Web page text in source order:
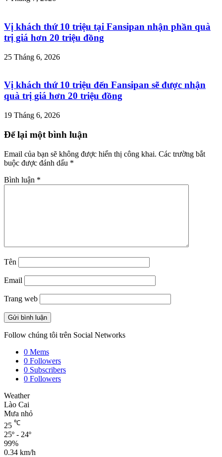
Vị khách thứ 10 triệu tại Fansipan nhận phần quà
trị giá hơn 20 triệu đồng
25 Tháng 6, 2026
Vị khách thứ 10 triệu đến Fansipan sẽ được nhận
quà trị giá hơn 20 triệu đồng
19 Tháng 6, 2026
Để lại một bình luận
Email của bạn sẽ không được hiển thị công khai. Các trường bắt
buộc được đánh dấu *
Bình luận *
Tên
Email
Trang web
Follow chúng tôi trên Social Networks
0 Mems
0 Followers
0 Subscribers
0 Followers
Weather
Lào Cai
Mưa nhỏ
25 ℃
25º - 24º
99%
0.34 km/h